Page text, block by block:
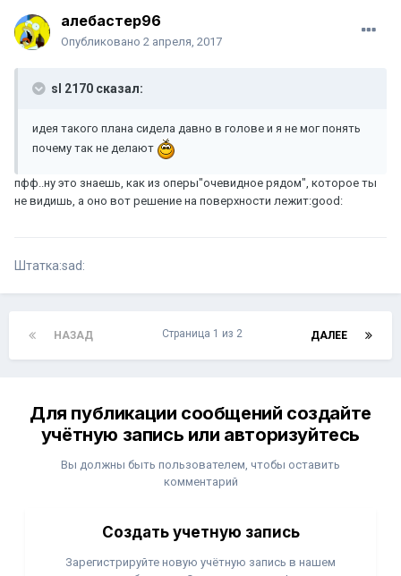
алебастер96
Опубликовано 2 апреля, 2017
sl 2170 сказал:
идея такого плана сидела давно в голове и я не мог понять
почему так не делают
пфф..ну это знаешь, как из оперы"очевидное рядом", которое ты
не видишь, а оно вот решение на поверхности лежит:good:
Штатка:sad:
НАЗАД ДАЛЕЕ
Страница 1 из 2
Для публикации сообщений создайте
учётную запись или авторизуйтесь
Вы должны быть пользователем, чтобы оставить
комментарий
Создать учетную запись
Зарегистрируйте новую учётную запись в нашем